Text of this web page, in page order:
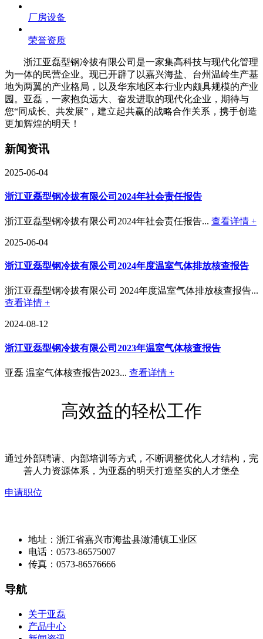
厂房设备
荣誉资质
浙江亚磊型钢冷拔有限公司是一家集高科技与现代化管理
为一体的民营企业。 现已开辟了以嘉兴海盐、台州温岭生产基
地为两翼的产业格局，以及华东地区本行业内颇具规模的产业
园。 亚磊，一家抱负远大、奋发进取的现代化企业， 期待与
您“同成长、共发展”，建立起共赢的战略合作关系，携手创造
更加辉煌的明天！
新闻资讯
2025-06-04
浙江亚磊型钢冷拔有限公司2024年社会责任报告
浙江亚磊型钢冷拔有限公司2024年社会责任报告... 查看详情 +
2025-06-04
浙江亚磊型钢冷拔有限公司2024年度温室气体排放核查报告
浙江亚磊型钢冷拔有限公司 2024年度温室气体排放核查报告...
查看详情 +
2024-08-12
浙江亚磊型钢冷拔有限公司2023年温室气体核查报告
亚磊 温室气体核查报告2023... 查看详情 +
高效益的轻松工作
通过外部聘请、内部培训等方式，不断调整优化人才结构，完
善人力资源体系，为亚磊的明天打造坚实的人才堡垒
申请职位
地址：浙江省嘉兴市海盐县澉浦镇工业区
电话：0573-86575007
传真：0573-86576666
导航
关于亚磊
产品中心